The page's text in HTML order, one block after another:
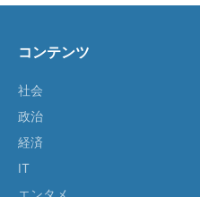
コンテンツ
社会
政治
経済
IT
エンタメ